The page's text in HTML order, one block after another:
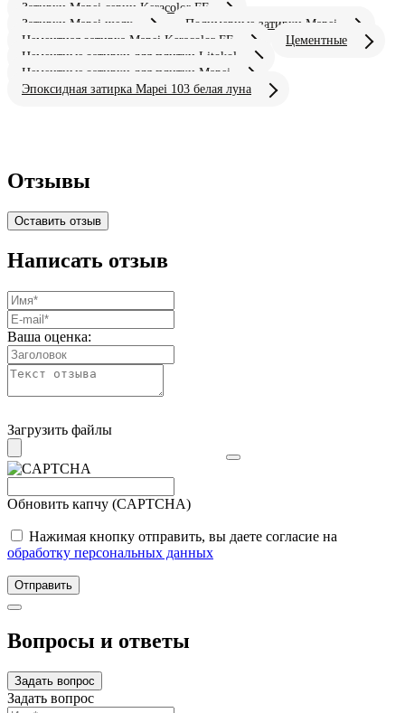
Затирки Mapei серии Keracolor FF
Затирки Mapei шелк
Полимерные затирки Mapei
Цементная затирка Mapei Keracolor FF
Цементные
Цементные затирки для плитки Litokol
Цементные затирки для плитки Mapei
Эпоксидная затирка Mapei 103 белая луна
Отзывы
Оставить отзыв
Написать отзыв
Ваша оценка:
Загрузить файлы
Обновить капчу (CAPTCHA)
Нажимая кнопку отправить, вы даете согласие на
обработку персональных данных
Отправить
Вопросы и ответы
Задать вопрос
Задать вопрос